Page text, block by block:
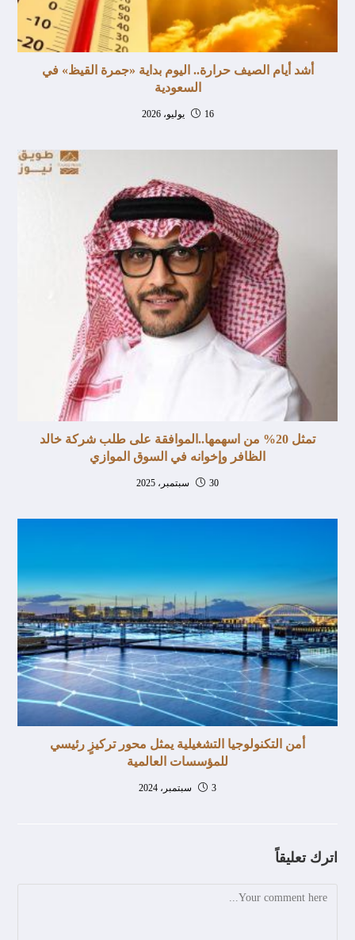
أشد أيام الصيف حرارة.. اليوم بداية «جمرة القيظ» في
السعودية
16 يوليو، 2026
تمثل 20% من اسهمها..الموافقة على طلب شركة خالد
الظافر وإخوانه في السوق الموازي
30 سبتمبر، 2025
أمن التكنولوجيا التشغيلية يمثل محور تركيزٍ رئيسي
للمؤسسات العالمية
3 سبتمبر، 2024
اترك تعليقاً